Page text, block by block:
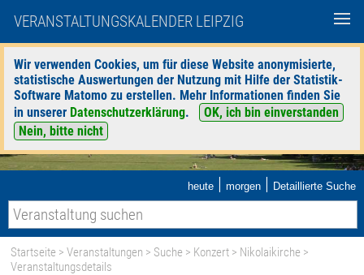
VERANSTALTUNGSKALENDER LEIPZIG
Wir verwenden Cookies, um für diese Website anonymisierte,
statistische Auswertungen der Nutzung mit Hilfe der Statistik-
Software Matomo zu erstellen. Mehr Informationen finden Sie
in unserer Datenschutzerklärung.
OK, ich bin einverstanden
Nein, bitte nicht
heute | morgen | Detaillierte Suche
Startseite >Veranstaltungen > Suche > Konzert > Nikolaikirche >
Veranstaltungsdetails